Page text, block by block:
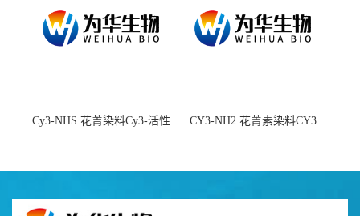
Cy3-NHS 花菁染料Cy3-活性
CY3-NH2 花菁素染料CY3